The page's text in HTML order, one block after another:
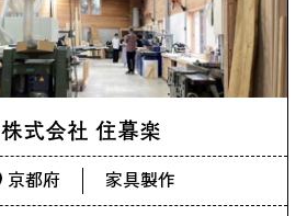
株式会社 住暮楽
京都府 家具製作